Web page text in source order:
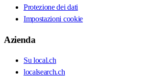
Protezione dei dati
Impostazioni cookie
Azienda
Su local.ch
localsearch.ch